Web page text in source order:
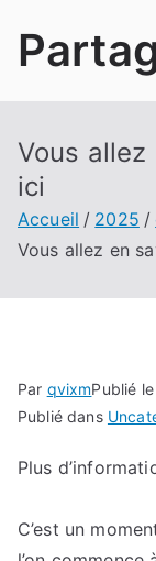
Vous
ici
Accueil 2025
Vous allez en
Par qvixmPublié
Publié dans
Plus
C’est un